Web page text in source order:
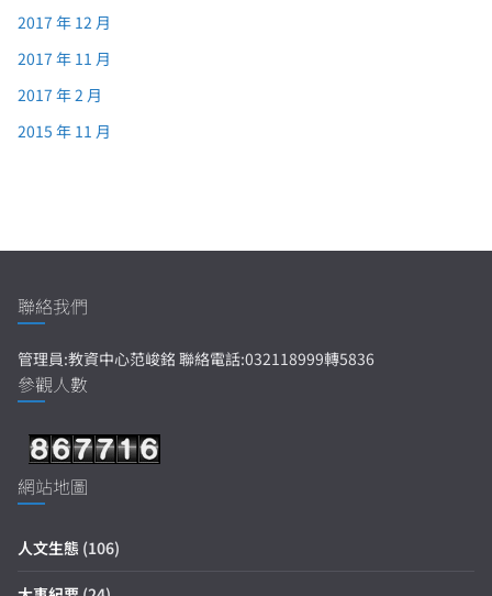
2017 年 12 月
2017 年 11 月
2017 年 2 月
2015 年 11 月
聯絡我們
管理員:教資中心范峻銘 聯絡電話:032118999轉5836
參觀人數
網站地圖
人文生態 (106)